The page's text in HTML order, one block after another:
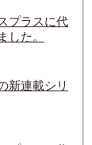
プラスに代
た。
新連載シリ